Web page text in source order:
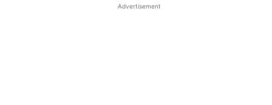
Advertisement